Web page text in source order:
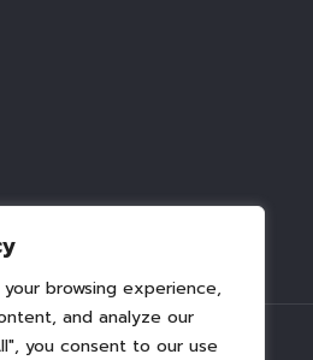
browsing experience,
and analyze our
you consent to our use